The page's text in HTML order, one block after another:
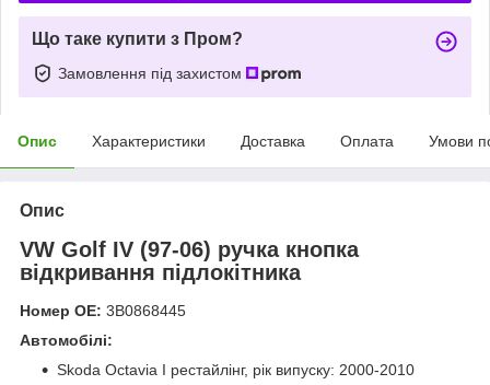
Що таке купити з Пром?
Замовлення під захистом
Опис Характеристики Доставка Оплата Умови
Опис
VW Golf IV (97-06) ручка кнопка
відкривання підлокітника
Номер ОЕ: 3B0868445
Автомобілі:
Skoda Octavia I рестайлінг, рік випуску: 2000-2010